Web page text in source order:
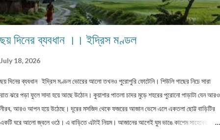
ছয় দিনের ব্যবধান ।। ইদ্রিস মণ্ডল
July 18, 2026
ছয় দিনের ব্যবধান ইদ্রিস মণ্ডল ভোরের আলো তখনও পুরোপুরি ফোটেনি। শিউলি গাছের নিচে সারা
রাত ঝরে পড়া ফুলে সাদা হয়ে আছে উঠোন। কুয়াশার পাতলা চাদর মুড়ে শহরের পুরোনো পাড়াটা যেন আরও
নীরব, আরও আপন হয়ে উঠেছে। দূরের মসজিদ থেকে ফজরের আজান ভেসে এলে একতলা ছোট্ট বাড়িটির
একটি ঘরে আলো জ্বলে ওঠে। এ বাড়িতে এটাই নিয়ম। আজানের আগেই ঘুম ভাঙে কাশেম সাহেবের।